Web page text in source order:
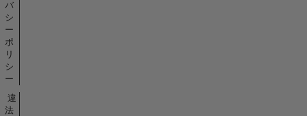
バ
シ
ー
ポ
リ
シ
ー
違
法